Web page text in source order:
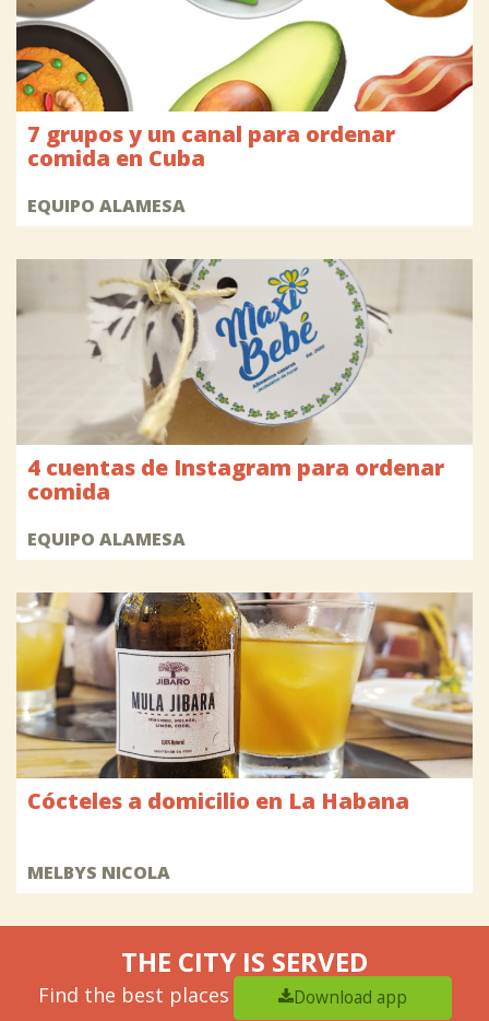
7 grupos y un canal para ordenar
comida en Cuba
EQUIPO ALAMESA
4 cuentas de Instagram para ordenar
comida
EQUIPO ALAMESA
Cócteles a domicilio en La Habana
MELBYS NICOLA
THE CITY IS SERVED
Find the best places Download app